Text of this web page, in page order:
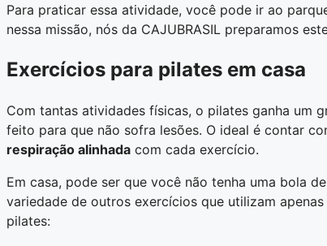
Para praticar essa atividade, você pode ir ao
nessa missão, nós da CAJUBRASIL preparamos
Exercícios para pilates em casa
Com tantas atividades físicas, o pilates ganha um
feito para que não sofra lesões. O ideal é contar
respiração alinhada com cada exercício.
Em casa, pode ser que você não tenha uma bola
variedade de outros exercícios que utilizam
pilates: